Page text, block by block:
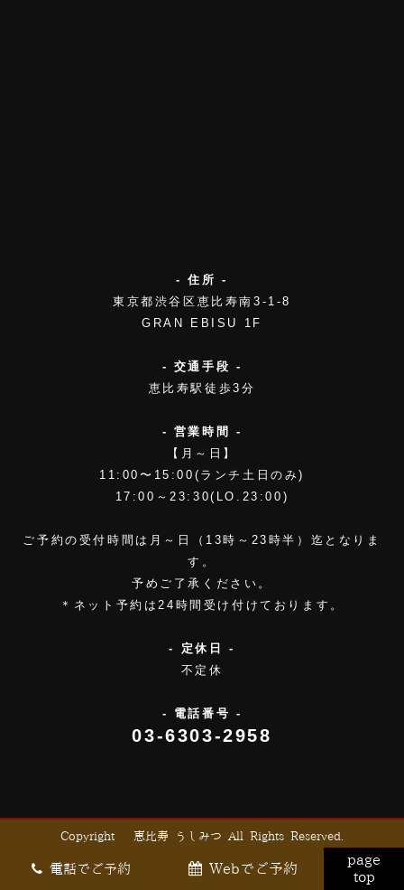
- 住所 -
東京都渋谷区恵比寿南3-1-8
GRAN EBISU 1F
- 交通手段 -
恵比寿駅徒歩3分
- 営業時間 -
【月～日】
11:00〜15:00(ランチ土日のみ)
17:00～23:30(LO.23:00)
ご予約の受付時間は月～日（13時～23時半）迄となりま
す。
予めご了承ください。
＊ネット予約は24時間受け付けております。
- 定休日 -
不定休
- 電話番号 -
03-6303-2958
Copyright © 恵比寿 うしみつ All Rights Reserved.
電話でご予約 Webでご予約
page
top